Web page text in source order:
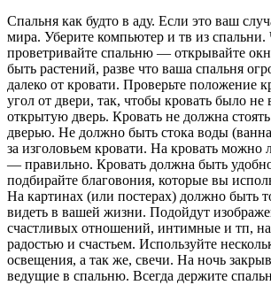
Спальня как будто в аду. Если это ваш
мира. Уберите компьютер и тв из спальни.
проветривайте спальню — открывайте
быть растений, разве что ваша спальня
далеко от кровати. Проверьте положение
угол от двери, так, чтобы кровать было не
открытую дверь. Кровать не должна
дверью. Не должно быть стока воды
за изголовьем кровати. На кровать можно
— правильно. Кровать должна быть
подбирайте благовония, которые вы
На картинах (или постерах) должно быть
видеть в вашей жизни. Подойдут
счастливых отношений, интимные и тп,
радостью и счастьем. Используйте
освещения, а так же, свечи. На ночь
ведущие в спальню. Всегда держите